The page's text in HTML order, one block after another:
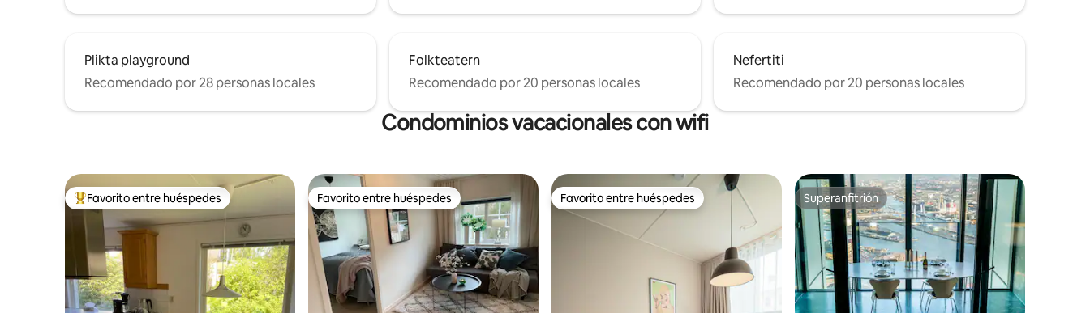
pequeña sauna. El segundo lago detrás
prefiere algunas otras actividades de los
senderos muy populares del oeste de
Suecia está a pocos metros de la casa
llamada "Bohusleden" que se puede
cercano (tienda de alimentos, cafetería)
y a 30 minutos del centro de
Gotemburgo en coche. Acceso de LOS
HUÉSPEDES TIENES ACCESO a todo lo
que necesites en el alojamiento. La
cocina está totalmente equipada (sin
microondas). Wifi y ropa de cama, toallas,
café y tee están incluidos.
Plikta playground
Recomendado por 28 personas locales
Folkteatern
Recomendado por 20 personas locales
Nefertiti
Recomendado por 20 personas locales
Condominios vacacionales con wifi
Favorito entre huéspedes preferido
Favorito entre huéspedes Favorito entre huéspedes
Favorito entre huéspedes Favorito entre huéspedes
Favorito entre huéspedes Superanfitrión
Superanfitrión